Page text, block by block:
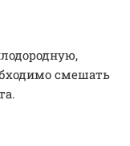
смешать